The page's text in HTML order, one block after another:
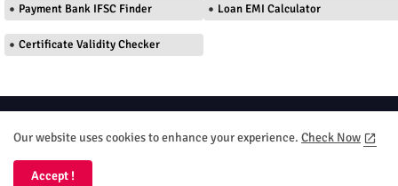
Payment Bank IFSC Finder Loan EMI Calculator
Certificate Validity Checker
All Right Reserved Your DT Seva 2026 Copyright ©
Terms and Conditions
DMC
Our website uses cookies to enhance your experience. Check Now
Accept !